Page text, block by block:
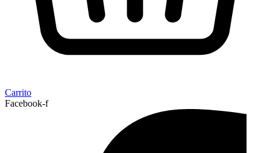
Carrito
Facebook-f